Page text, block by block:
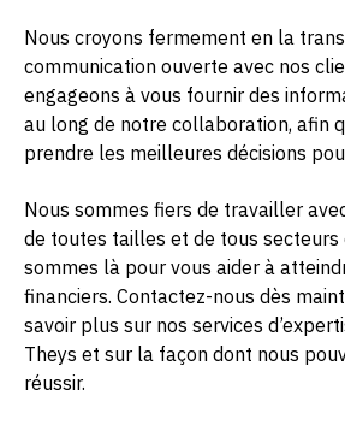
Nous croyons fermement en la
communication ouverte avec nos
engageons à vous fournir des
au long de notre collaboration, afin
prendre les meilleures décisions
Nous sommes fiers de travailler
de toutes tailles et de tous secteurs
sommes là pour vous aider à
financiers. Contactez-nous dès
savoir plus sur nos services
Theys et sur la façon dont nous
réussir.